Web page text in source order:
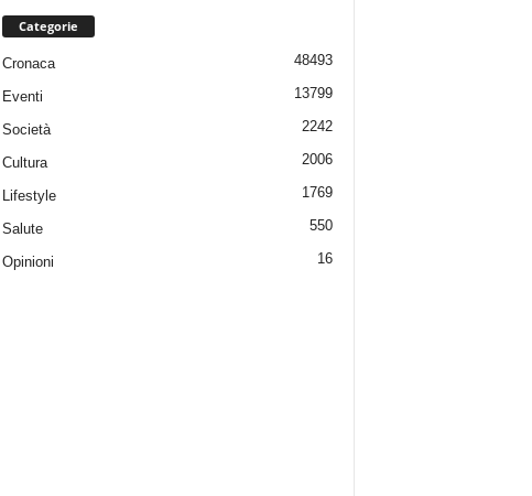
Categorie
Cronaca 48493
Eventi 13799
Società 2242
Cultura 2006
Lifestyle 1769
Salute 550
Opinioni 16